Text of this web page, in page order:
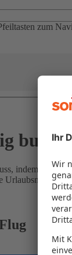
zum
indem Flug
Urlaubsmomente